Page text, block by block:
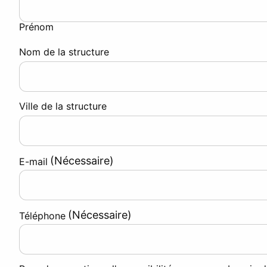
Prénom
Nom de la structure
Ville de la structure
E-mail (Nécessaire)
Téléphone (Nécessaire)